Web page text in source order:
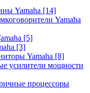
Yamaha [14]
Yamaha
[5]
[3]
Yamaha [8]
усилители мощности
процессоры